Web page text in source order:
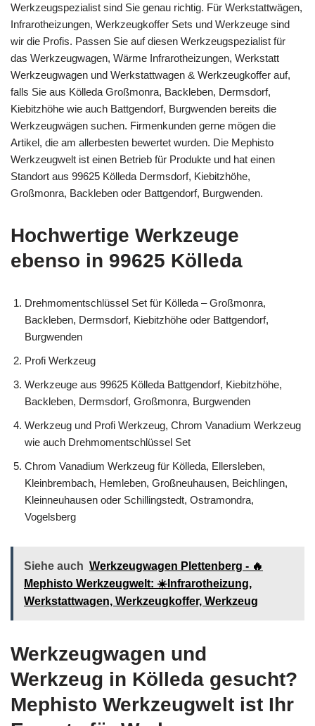
Werkzeugspezialist sind Sie genau richtig. Für Werkstattwägen,
Infrarotheizungen, Werkzeugkoffer Sets und Werkzeuge sind
wir die Profis. Passen Sie auf diesen Werkzeugspezialist für
das Werkzeugwagen, Wärme Infrarotheizungen, Werkstatt
Werkzeugwagen und Werkstattwagen & Werkzeugkoffer auf,
falls Sie aus Kölleda Großmonra, Backleben, Dermsdorf,
Kiebitzhöhe wie auch Battgendorf, Burgwenden bereits die
Werkzeugwägen suchen. Firmenkunden gerne mögen die
Artikel, die am allerbesten bewertet wurden. Die Mephisto
Werkzeugwelt ist einen Betrieb für Produkte und hat einen
Standort aus 99625 Kölleda Dermsdorf, Kiebitzhöhe,
Großmonra, Backleben oder Battgendorf, Burgwenden.
Hochwertige Werkzeuge
ebenso in 99625 Kölleda
Drehmomentschlüssel Set für Kölleda – Großmonra,
Backleben, Dermsdorf, Kiebitzhöhe oder Battgendorf,
Burgwenden
Profi Werkzeug
Werkzeuge aus 99625 Kölleda Battgendorf, Kiebitzhöhe,
Backleben, Dermsdorf, Großmonra, Burgwenden
Werkzeug und Profi Werkzeug, Chrom Vanadium Werkzeug
wie auch Drehmomentschlüssel Set
Chrom Vanadium Werkzeug für Kölleda, Ellersleben,
Kleinbrembach, Hemleben, Großneuhausen, Beichlingen,
Kleinneuhausen oder Schillingstedt, Ostramondra,
Vogelsberg
Siehe auch Werkzeugwagen Plettenberg - 🔥
Mephisto Werkzeugwelt: ☀️Infrarotheizung,
Werkstattwagen, Werkzeugkoffer, Werkzeug
Werkzeugwagen und
Werkzeug in Kölleda gesucht?
Mephisto Werkzeugwelt ist Ihr